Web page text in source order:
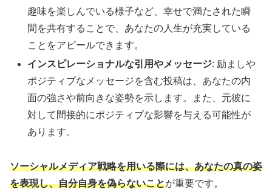
趣味を楽しんでいる様子など、幸せで満たされた瞬
間を共有することで、あなたの人生が充実している
ことをアピールできます。
インスピレーショナルな引用やメッセージ: 励ましや
ポジティブなメッセージを含む投稿は、あなたの内
面の強さや前向きな姿勢を示します。また、元彼に
対して間接的にポジティブな影響を与える可能性が
あります。
ソーシャルメディア戦略を用いる際には、あなたの真の姿
を表現し、自分自身を偽らないことが重要です。